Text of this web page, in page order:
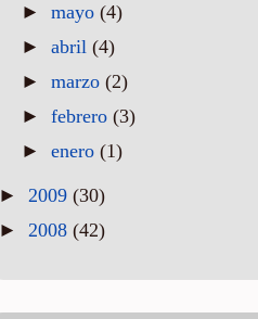
►mayo(4)
►abril(4)
►marzo(2)
►febrero(3)
►enero(1)
► 2009 (30)
► 2008 (42)